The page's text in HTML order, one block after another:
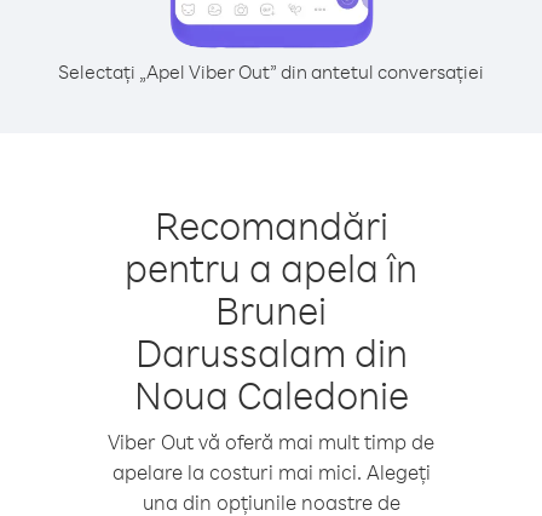
Selectați „Apel Viber Out” din antetul conversației
Recomandări
pentru a apela în
Brunei
Darussalam din
Noua Caledonie
Viber Out vă oferă mai mult timp de
apelare la costuri mai mici. Alegeți
una din opțiunile noastre de